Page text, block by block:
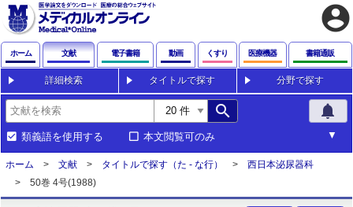
account_circle
ホーム 文献 電子書籍 動画 くすり 医療機器 書籍通販
詳細検索 タイトルで探す 分野で探す
search notifications
類義語を使用する 本文閲覧可のみ
ホーム 文献 タイトルで探す（た - な行）
西日本泌尿器科
50巻 4号(1988)